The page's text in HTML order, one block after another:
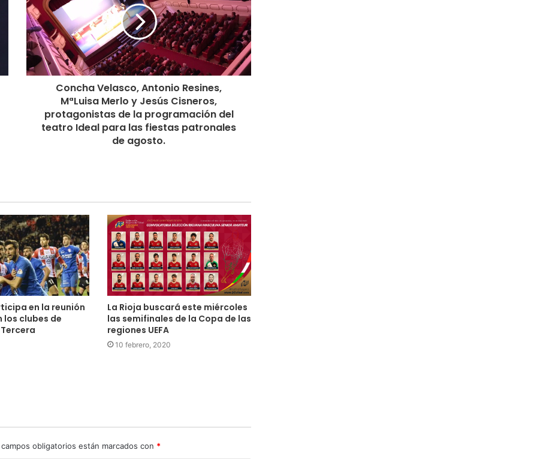
Concha Velasco, Antonio Resines,
MªLuisa Merlo y Jesús Cisneros,
protagonistas de la programación del
teatro Ideal para las fiestas patronales
de agosto.
en la reunión
los clubes de
La Rioja buscará este miércoles
las semifinales de la Copa de las
regiones UEFA
10 febrero, 2020
campos obligatorios están marcados con *